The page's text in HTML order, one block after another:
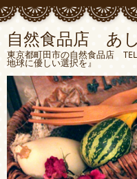
自然食品店 あ
東京都町田市の自然食品店
地球に優しい選択を』